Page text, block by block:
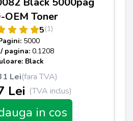
OEM Toner
5(1)
5000
pagina: 0.1208
Black
Lei(fara TVA)
Lei (TVA inclus)
in cos